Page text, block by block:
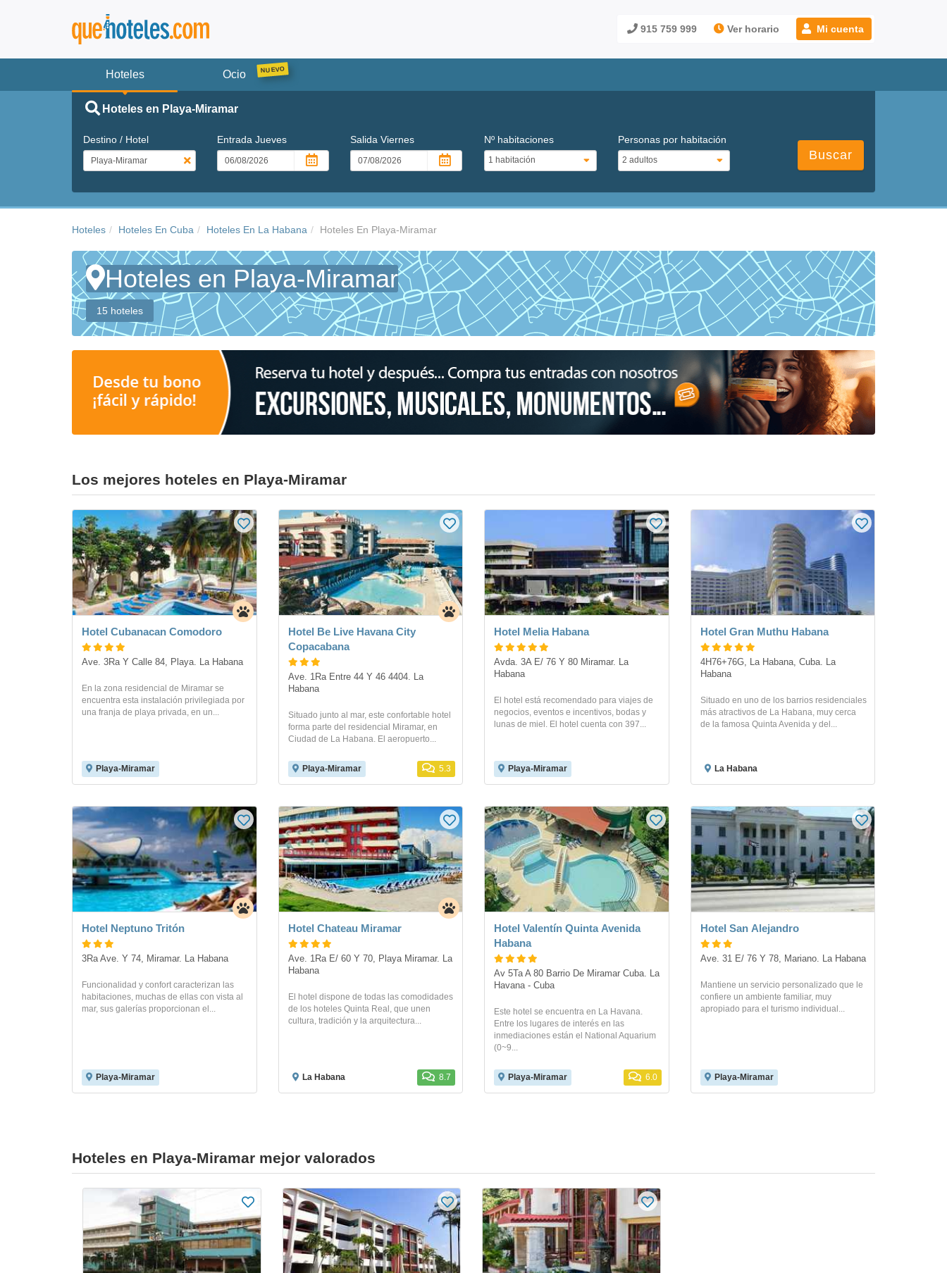
915 759 999 Ver horario Mi cuenta
Hoteles Ocio
Hoteles en Playa-Miramar
Destino / Hotel Entrada Jueves SalidaViernes Nº habitaciones Personas por habitación
Buscar
Hoteles Hoteles En Cuba Hoteles En La Habana Hoteles En Playa-Miramar
Hoteles en Playa-Miramar
15 hoteles
Los mejores hoteles en Playa-Miramar
Hotel Cubanacan Comodoro
Ave. 3Ra Y Calle 84, Playa. La Habana
En la zona residencial de Miramar se
encuentra esta instalación privilegiada por
una franja de playa privada, en un...
Playa-Miramar
Hotel Be Live Havana City
Copacabana
Ave. 1Ra Entre 44 Y 46 4404. La
Habana
Situado junto al mar, este confortable hotel
forma parte del residencial Miramar, en
Ciudad de La Habana. El aeropuerto...
Playa-Miramar 5.3
Hotel Melia Habana
Avda. 3A E/ 76 Y 80 Miramar. La
Habana
El hotel está recomendado para viajes de
negocios, eventos e incentivos, bodas y
lunas de miel. El hotel cuenta con 397...
Playa-Miramar
Hotel Gran Muthu Habana
4H76+76G, La Habana, Cuba. La
Habana
Situado en uno de los barrios residenciales
más atractivos de La Habana, muy cerca
de la famosa Quinta Avenida y del...
La Habana
Hotel Neptuno Tritón
3Ra Ave. Y 74, Miramar. La Habana
Funcionalidad y confort caracterizan las
habitaciones, muchas de ellas con vista al
mar, sus galerías proporcionan el...
Playa-Miramar
Hotel Chateau Miramar
Ave. 1Ra E/ 60 Y 70, Playa Miramar. La
Habana
El hotel dispone de todas las comodidades
de los hoteles Quinta Real, que unen
cultura, tradición y la arquitectura...
La Habana 8.7
Hotel Valentín Quinta Avenida
Habana
Av 5Ta A 80 Barrio De Miramar Cuba. La
Havana - Cuba
Este hotel se encuentra en La Havana.
Entre los lugares de interés en las
inmediaciones están el National Aquarium
(0~9...
Playa-Miramar 6.0
Hotel San Alejandro
Ave. 31 E/ 76 Y 78, Mariano. La Habana
Mantiene un servicio personalizado que le
confiere un ambiente familiar, muy
apropiado para el turismo individual...
Playa-Miramar
Hoteles en Playa-Miramar mejor valorados